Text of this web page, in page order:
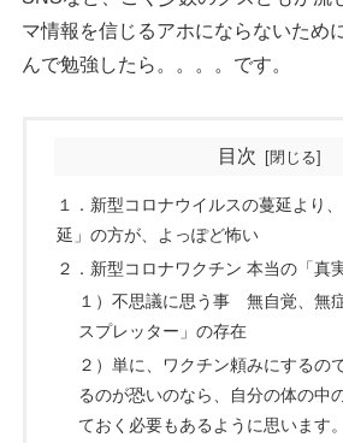
マ情報を信じるアホにならないため
んで勉強したら。。。。です。
目次
１．新型コロナウイルスの蔓延より
延」の方が、よっぽど怖い
２．新型コロナワクチン 本当の「真実
１）不思議に思う事 無自覚、無
スプレッター」の存在
２）単に、ワクチン頼みにするの
るのが恐いのなら、自分の体の中
ておく必要もあるように思います。